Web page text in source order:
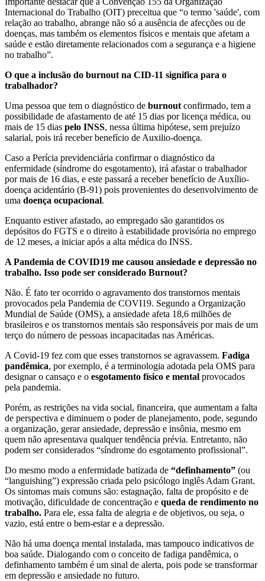
Internacional do Trabalho (OIT) preceitua que “o termo 'saúde', com
relação ao trabalho, abrange não só a ausência de afecções ou de
doenças, mas também os elementos físicos e mentais que afetam a
saúde e estão diretamente relacionados com a segurança e a higiene
no trabalho”.
O que a inclusão do burnout na CID-11 significa para o
trabalhador?
Uma pessoa que tem o diagnóstico de burnout confirmado, tem a
possibilidade de afastamento de até 15 dias por licença médica, ou
mais de 15 dias pelo INSS, nessa última hipótese, sem prejuízo
salarial, pois irá receber benefício de Auxilio-doença.
Caso a Perícia previdenciária confirmar o diagnóstico da
enfermidade (síndrome do esgotamento), irá afastar o trabalhador
por mais de 16 dias, e este passará a receber benefício de Auxílio-
doença acidentário (B-91) pois provenientes do desenvolvimento de
uma doença ocupacional.
Enquanto estiver afastado, ao empregado são garantidos os
depósitos do FGTS e o direito à estabilidade provisória no emprego
de 12 meses, a iniciar após a alta médica do INSS.
A Pandemia de COVID19 me causou ansiedade e depressão no
trabalho. Isso pode ser considerado Burnout?
Não. É fato ter ocorrido o agravamento dos transtornos mentais
provocados pela Pandemia de COVI19. Segundo a Organização
Mundial de Saúde (OMS), a ansiedade afeta 18,6 milhões de
brasileiros e os transtornos mentais são responsáveis por mais de um
terço do número de pessoas incapacitadas nas Américas.
A Covid-19 fez com que esses transtornos se agravassem. Fadiga
pandêmica, por exemplo, é a terminologia adotada pela OMS para
designar o cansaço e o esgotamento físico e mental provocados
pela pandemia.
Porém, as restrições na vida social, financeira, que aumentam a falta
de perspectiva e diminuem o poder de planejamento, pode, segundo
a organização, gerar ansiedade, depressão e insônia, mesmo em
quem não apresentava qualquer tendência prévia. Entretanto, não
podem ser considerados “síndrome do esgotamento profissional”.
Do mesmo modo a enfermidade batizada de “definhamento” (ou
“languishing”) expressão criada pelo psicólogo inglês Adam Grant.
Os sintomas mais comuns são: estagnação, falta de propósito e de
motivação, dificuldade de concentração e queda de rendimento no
trabalho. Para ele, essa falta de alegria e de objetivos, ou seja, o
vazio, está entre o bem-estar e a depressão.
Não há uma doença mental instalada, mas tampouco indicativos de
boa saúde. Dialogando com o conceito de fadiga pandêmica, o
definhamento também é um sinal de alerta, pois pode se transformar
em depressão e ansiedade no futuro.